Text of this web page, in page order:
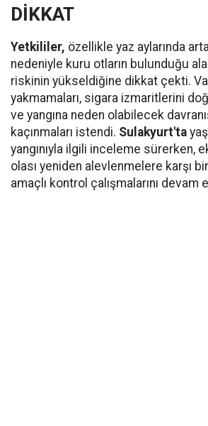
DİKKAT
Yetkililer, özellikle yaz aylarında
nedeniyle kuru otların bulunduğu
riskinin yükseldiğine dikkat çekti.
yakmamaları, sigara izmaritlerini
ve yangına neden olabilecek
kaçınmaları istendi. Sulakyurt'ta
yangınıyla ilgili inceleme sürerken,
olası yeniden alevlenmelere karşı
amaçlı kontrol çalışmalarını devam